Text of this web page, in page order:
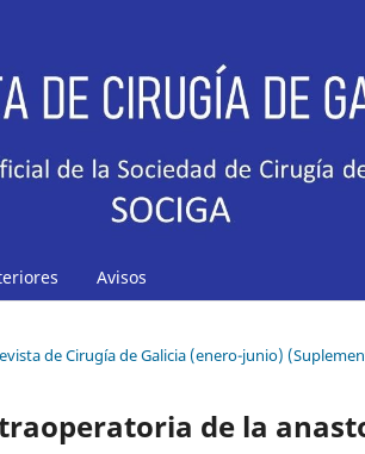
Avisos
de Cirugía de Galicia (enero-junio)
de la